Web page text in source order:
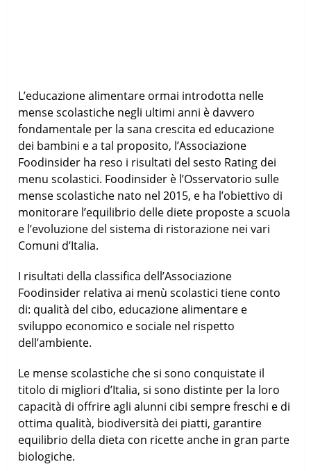
L’educazione alimentare ormai introdotta nelle
mense scolastiche negli ultimi anni è davvero
fondamentale per la sana crescita ed educazione
dei bambini e a tal proposito, l’Associazione
Foodinsider ha reso i risultati del sesto Rating dei
menu scolastici. Foodinsider è l’Osservatorio sulle
mense scolastiche nato nel 2015, e ha l’obiettivo di
monitorare l’equilibrio delle diete proposte a scuola
e l’evoluzione del sistema di ristorazione nei vari
Comuni d’Italia.
I risultati della classifica dell’Associazione
Foodinsider relativa ai menù scolastici tiene conto
di: qualità del cibo, educazione alimentare e
sviluppo economico e sociale nel rispetto
dell’ambiente.
Le mense scolastiche che si sono conquistate il
titolo di migliori d’Italia, si sono distinte per la loro
capacità di offrire agli alunni cibi sempre freschi e di
ottima qualità, biodiversità dei piatti, garantire
equilibrio della dieta con ricette anche in gran parte
biologiche.